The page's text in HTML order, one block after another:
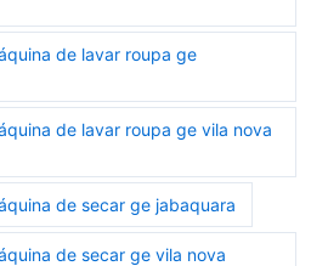
de lavar roupa ge
de lavar roupa ge vila nova
de secar ge jabaquara
de secar ge vila nova